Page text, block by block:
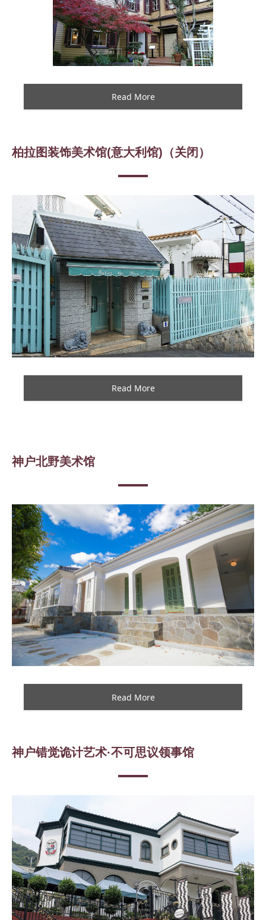
Read More
柏拉图装饰美术馆(意大利馆)（关闭）
Read More
神户北野美术馆
Read More
神户错觉诡计艺术·不可思议领事馆